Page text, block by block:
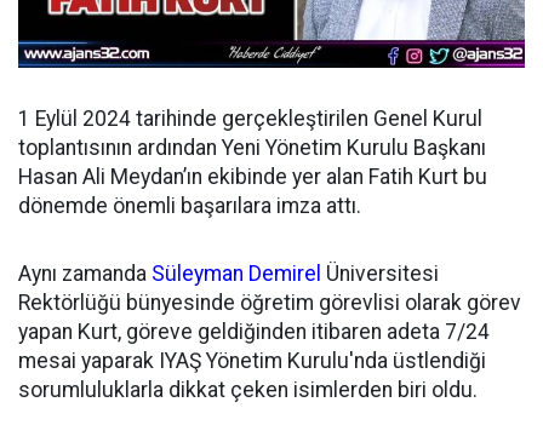
1 Eylül 2024 tarihinde gerçekleştirilen Genel Kurul
toplantısının ardından Yeni Yönetim Kurulu Başkanı
Hasan Ali Meydan’ın ekibinde yer alan Fatih Kurt bu
dönemde önemli başarılara imza attı.
Aynı zamanda Süleyman Demirel Üniversitesi
Rektörlüğü bünyesinde öğretim görevlisi olarak görev
yapan Kurt, göreve geldiğinden itibaren adeta 7/24
mesai yaparak IYAŞ Yönetim Kurulu'nda üstlendiği
sorumluluklarla dikkat çeken isimlerden biri oldu.